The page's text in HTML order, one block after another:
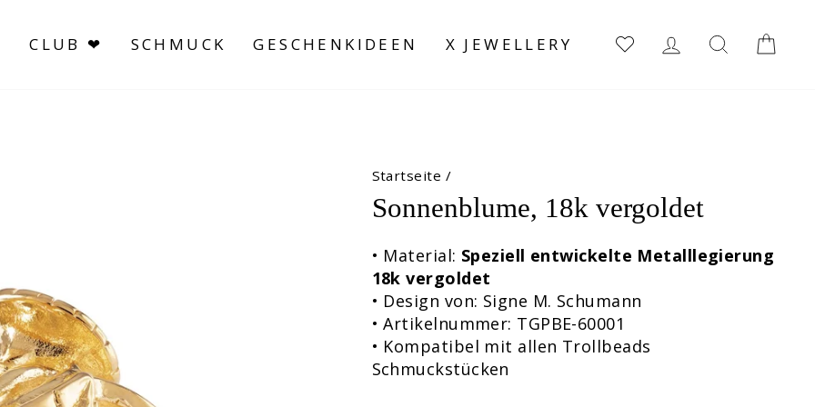
CLUB ❤ SCHMUCK GESCHENKIDEEN X JEWELLERY EINLOGGEN
SUCHE
Startseite /
Sonnenblume, 18k vergoldet
• Material: Speziell entwickelte Metalllegierung
18k vergoldet
• Design von: Signe M. Schumann
• Artikelnummer: TGPBE-60001
• Kompatibel mit allen Trollbeads
Schmuckstücken